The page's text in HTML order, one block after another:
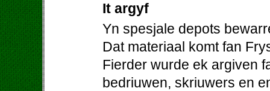
It argyf
Yn spesjale depots
Dat materiaal komt fan
Fierder wurde ek argiven
bedriuwen, skriuwers en